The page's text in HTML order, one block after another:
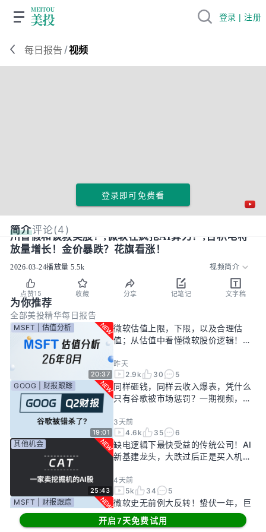
每日报告 /视频
登录即可免费看
简介评论(4)
川普假和谈救美股？;微软在疯抢AI算力？;台积电将
放量增长！金价暴跌？花旗看涨！
2026-03-24播放量 5.5k 视频简介
点赞15 收藏 分享 记笔记 文字稿
为你推荐
全部美投精华每日报告
20:37
MSFT | 估值分析
微软估值上限，下限，以及合理估
值；从估值中看懂微软股价逻辑！
昨天
2.9k
30 5
19:01
GOOG | 财报跟踪
同样砸钱，同样云收入爆表，凭什么
只有谷歌被市场惩罚？一期视频，告
3天前
4.6k
35 6
25:43
其他机会
缺电逻辑下最快受益的传统公司！AI
新基建龙头，大跌过后正是买入机
4天前
5k
34
5
MSFT | 财报跟踪
微软史无前例大反转！蛰伏一年，巨
头终于准备好起飞了？
开启7天免费试用
登录 | 注册